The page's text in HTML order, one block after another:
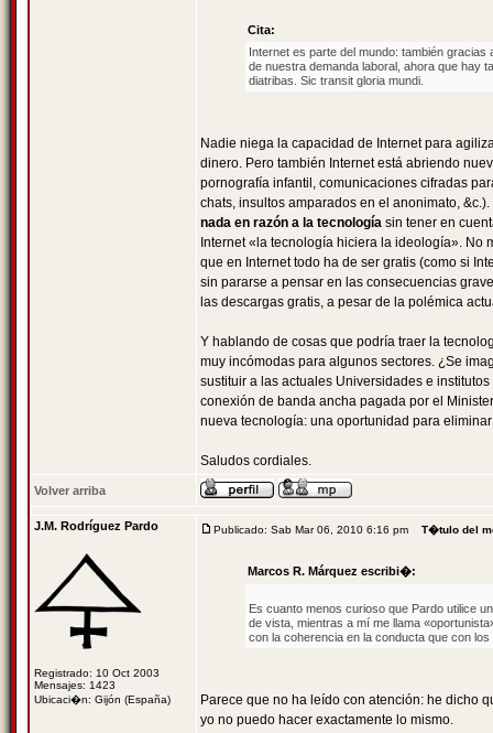
Cita:
Internet es parte del mundo: también
de nuestra demanda laboral, ahora que hay
diatribas. Sic transit gloria mundi.
Nadie niega la capacidad de Internet para
dinero. Pero también Internet está abriendo
pornografía infantil, comunicaciones cifradas
chats, insultos amparados en el anonimato,
nada en razón a la tecnología sin tener en
Internet «la tecnología hiciera la ideología».
que en Internet todo ha de ser gratis (como si
sin pararse a pensar en las consecuencias
las descargas gratis, a pesar de la polémica
Y hablando de cosas que podría traer la
muy incómodas para algunos sectores. ¿Se
sustituir a las actuales Universidades e
conexión de banda ancha pagada por el
nueva tecnología: una oportunidad para
Saludos cordiales.
Volver arriba
J.M. Rodríguez Pardo
Registrado: 10 Oct 2003
Mensajes: 1423
Ubicaci�n: Gijón (España)
Publicado: Sab Mar 06, 2010 6:16 pm T�tulo del
Marcos R. Márquez escribi�:
Es cuanto menos curioso que Pardo utilice
de vista, mientras a mí me llama
con la coherencia en la conducta que con
Parece que no ha leído con atención: he dicho
yo no puedo hacer exactamente lo mismo.